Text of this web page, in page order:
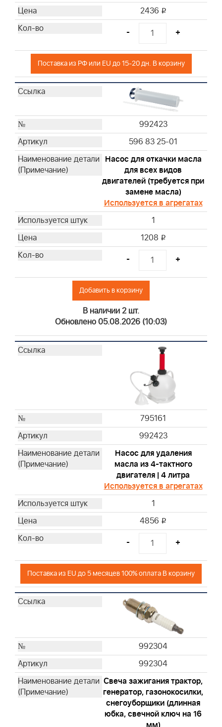
793676
593260
595191
799579
496894S
272403S
697029
273356S
797819
595853
997240
19598
19069
19165
19203
19070
19340
19480
19620
19461
19545
19607
19266
19063
19057
19442
94150
19258
19353
19487
19468
CE5121
2436 i
- +
Поставка из РФ или EU до 15-20 дн. В корзину
992423
596 83 25-01
Насос для откачки масла
для всех видов
двигателей (требуется при
замене масла)
Используется в агрегатах
1
1208 i
- +
Добавить в корзину
В наличии 2 шт.
Обновлено 05.08.2026 (10:03)
795161
992423
Насос для удаления
масла из 4-тактного
двигателя | 4 литра
Используется в агрегатах
1
4856 i
- +
Поставка из EU до 5 месяцев 100% оплата В корзину
992304
992304
Свеча зажигания трактор,
генератор, газонокосилки,
снегоуборщики (длинная
юбка, свечной ключ на 16